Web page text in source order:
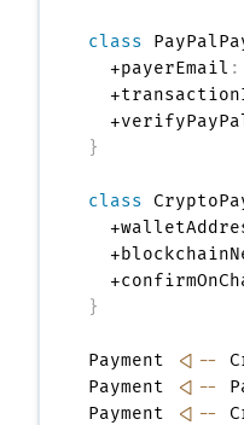
class
  +payerEmail
:
}
class
}
Payment <|--
Payment
<|--
Payment
<|--